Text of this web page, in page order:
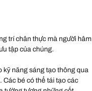
trí chân thực mà người hâm
tập của chúng.
năng sáng tạo thông qua
Các bé có thể tái tạo các